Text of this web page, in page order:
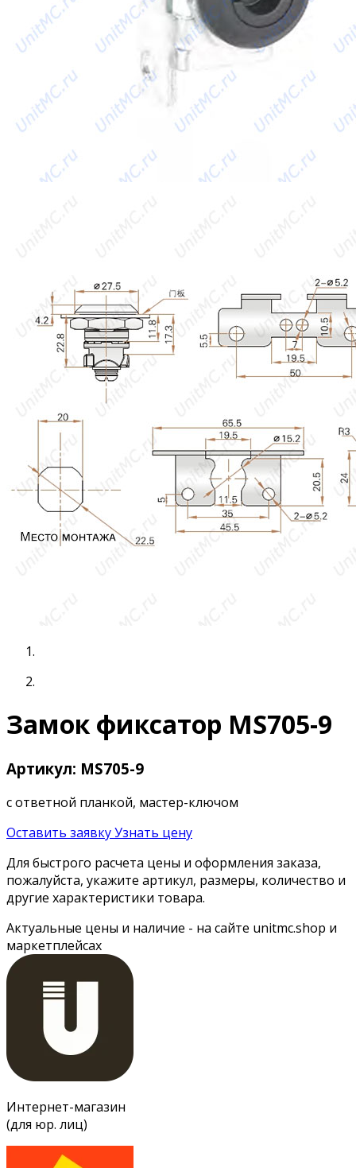
Замок фиксатор MS705-9
Артикул: MS705-9
с ответной планкой, мастер-ключом
Оставить заявкуУзнать цену
Для быстрого расчета цены и оформления заказа,
пожалуйста, укажите артикул, размеры, количество и
другие характеристики товара.
Актуальные цены и наличие - на сайте unitmc.shop и
маркетплейсах
Интернет-магазин
(для юр. лиц)